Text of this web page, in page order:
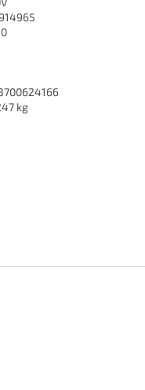
kg